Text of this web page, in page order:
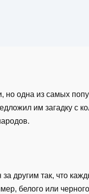
одна из самых
им загадку с
другим так, что
белого или